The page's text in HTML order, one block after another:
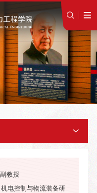
副教授
电控制与物流装备研